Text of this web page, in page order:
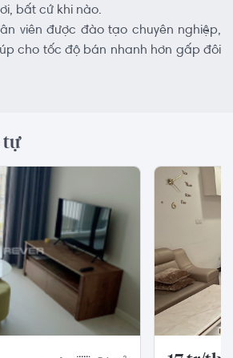
bất cứ khi nào.
viên được đào tạo chuyên nghiệp,
cho tốc độ bán nhanh hơn gấp đôi
tự